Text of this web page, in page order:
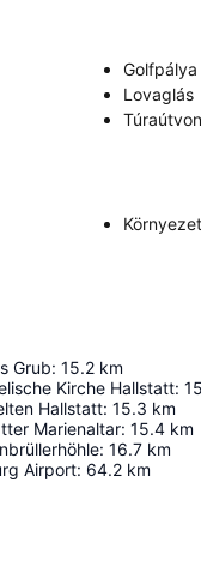
Golfpálya
Lovaglás
Grub: 15.2 km
Kirche Hallstatt:
Hallstatt: 15.3 km
Marienaltar: 15.4 km
: 16.7 km
Airport: 64.2 km